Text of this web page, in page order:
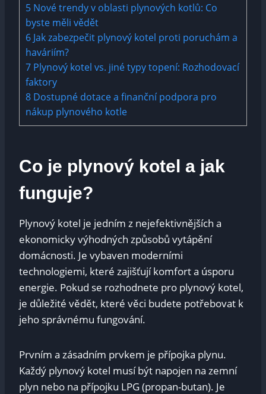
5 Nové trendy v oblasti plynových kotlů: Co
byste měli vědět
6 Jak zabezpečit plynový kotel ‌proti poruchám a
haváriím?
7 Plynový⁤ kotel ‍vs. jiné typy topení: Rozhodovací
faktory
8 Dostupné dotace a finanční podpora pro
nákup plynového kotle
Co je plynový kotel a jak
funguje?
Plynový kotel‍ je jedním z nejefektivnějších a
ekonomicky výhodných způsobů vytápění
domácnosti. Je vybaven moderními
technologiemi, které​ zajišťují komfort a úsporu
energie.⁣ Pokud ⁣se rozhodnete pro plynový‍ kotel,
je důležité vědět, které věci budete ⁢potřebovat k
jeho správnému fungování.
Prvním a zásadním‍ prvkem ‍je přípojka plynu.
Každý plynový kotel ⁣musí být napojen na zemní⁤
plyn⁣ nebo na přípojku LPG (propan-butan). Je